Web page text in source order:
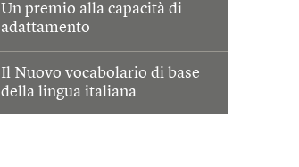
Un premio alla capacità di
adattamento
Il Nuovo vocabolario di base
della lingua italiana